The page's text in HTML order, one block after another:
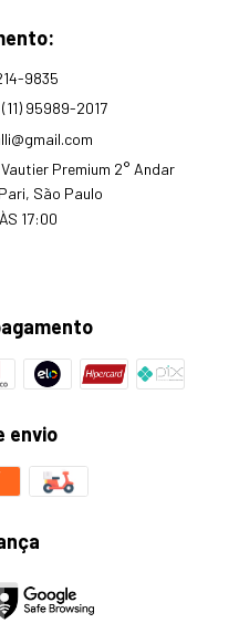
9835
95989-2017
Premium 2° Andar
São Paulo
17:00
envio